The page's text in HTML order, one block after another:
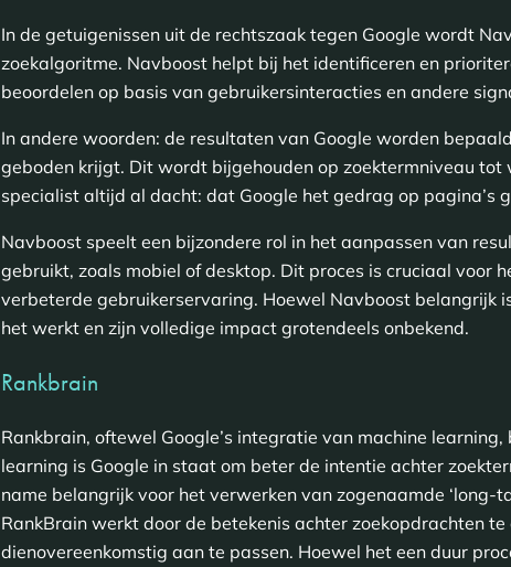
In de getuigenissen uit de rechtszaak tegen Google wordt
zoekalgoritme. Navboost helpt bij het identificeren en
beoordelen op basis van gebruikersinteracties en andere
In andere woorden: de resultaten van Google worden
geboden krijgt. Dit wordt bijgehouden op zoektermniveau
specialist altijd al dacht: dat Google het gedrag op
Navboost speelt een bijzondere rol in het aanpassen van
gebruikt, zoals mobiel of desktop. Dit proces is cruciaal
verbeterde gebruikerservaring. Hoewel Navboost belangrijk
het werkt en zijn volledige impact grotendeels onbekend.
Rankbrain
Rankbrain, oftewel Google’s integratie van machine
learning is Google in staat om beter de intentie achter
name belangrijk voor het verwerken van zogenaamde ‘long-
RankBrain werkt door de betekenis achter zoekopdrachten
dienovereenkomstig aan te passen. Hoewel het een duur